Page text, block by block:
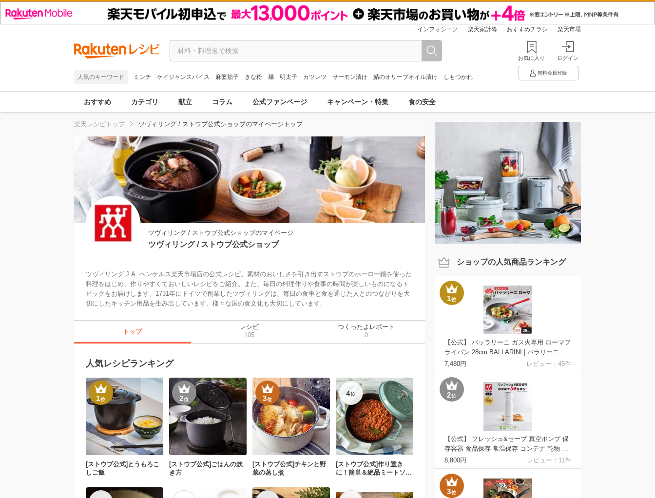
インフォシーク 楽天家計簿 おすすめチラシ 楽天市場
人気のキーワード ミンチ ケイジャンスパイス 麻婆茄子 きな粉 麺 明太子 カツレツ サーモン漬け 鯖のオリーブオイル漬け しもつかれ
お気に入り ログイン
無料会員登録
おすすめ カテゴリ 献立 コラム 公式ファンページ キャンペーン・特集 食の安全
楽天レシピトップ ツヴィリング / ストウブ公式ショップのマイページトップ
ツヴィリング / ストウブ公式ショップのマイページ
ツヴィリング / ストウブ公式ショップ
ツヴィリング J.A. ヘンケルス楽天市場店の公式レシピ。素材のおいしさを引き出すストウブのホーロー鍋を使った
料理をはじめ、作りやすくておいしいレシピをご紹介。また、毎日の料理作りや食事の時間が楽しいものになるト
ピックをお届けします。1731年にドイツで創業したツヴィリングは、毎日の食事と食を通じた人とのつながりを大
切にしたキッチン用品を生み出しています。様々な国の食文化も大切にしています。
トップ
レシピ
105
つくったよレポート
0
人気レシピランキング
1位
[ストウブ公式]とうもろこ
しご飯
2位
[ストウブ公式]ごはんの炊
き方
3位
[ストウブ公式]チキンと野
菜の蒸し煮
4位
[ストウブ公式]作り置き
に！簡単＆絶品ミートソー
ショップの人気商品ランキング
1位
【公式】 バッラリーニ ガス火専用 ローマフ
ライパン 28cm BALLARINI | バラリーニ フ
ライパン クックウェア 食洗機対応 長持ち
コーティング 単品 キッチングッズ ブランド
クッキング 父の日 母の日 内祝い 結婚祝い
送料無料
7,480円 レビュー： 45件
2位
【公式】 フレッシュ&セーブ 真空ポンプ 保
存容器 食品保存 常温保存 コンテナ 乾物 湿
気防止 酸化防止 真空 密閉 父の日 母の日 内
祝い 結婚祝い 出産祝い ギフト 敬老の日 贈
り物 贈物 贈答品 送料無料
8,800円 レビュー： 11件
3位